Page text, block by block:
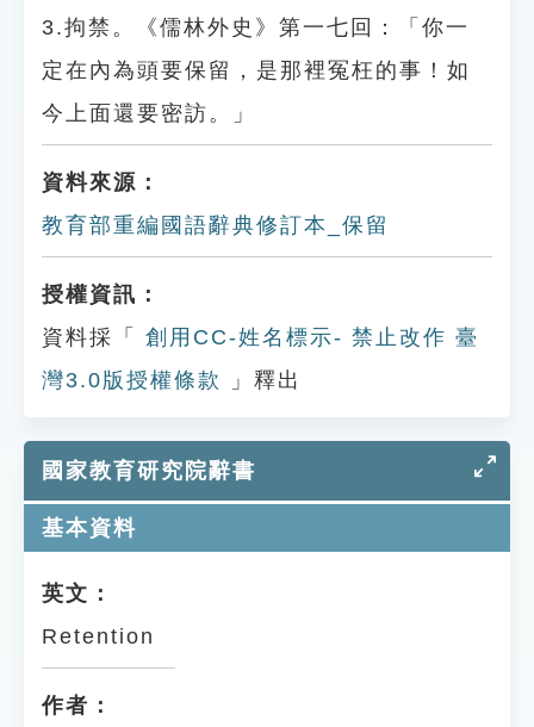
3.拘禁。《儒林外史》第一七回：「你一
定在內為頭要保留，是那裡冤枉的事！如
今上面還要密訪。」
資料來源：
教育部重編國語辭典修訂本_保留
授權資訊：
資料採「
創用CC-姓名標示- 禁止改作 臺
灣3.0版授權條款
」釋出
國家教育研究院辭書
基本資料
英文：
Retention
作者：